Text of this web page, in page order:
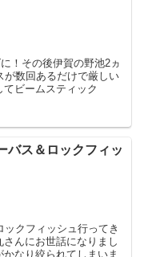
！その後伊賀の野池2ヵ
が数回あるだけで厳しい
ビームスティック
バス＆ロックフィッ
クフィッシュ行ってき
んにお世話になりまし
なり絞られてしまいま